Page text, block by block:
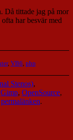
Då tittade jag på mor
har besvär med
, VB6, php
Stenos),
Gimp, OpenSource,
permalänken.